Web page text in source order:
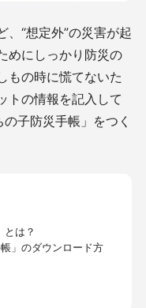
、“想定外”の災害が起
めにしっかり防災の
もの時に慌てないた
トの情報を記入して
子防災手帳」をつく
とは？
」のダウンロード方